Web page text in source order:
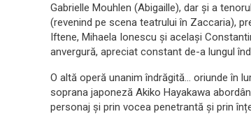
Gabrielle Mouhlen (Abigaille), dar și a
(revenind pe scena teatrului în Zaccaria),
Iftene, Mihaela Ionescu și același
anvergură, apreciat constant de-a lungul
O altă operă unanim îndrăgită… oriunde în
soprana japoneză Akiko Hayakawa
personaj și prin vocea penetrantă și prin